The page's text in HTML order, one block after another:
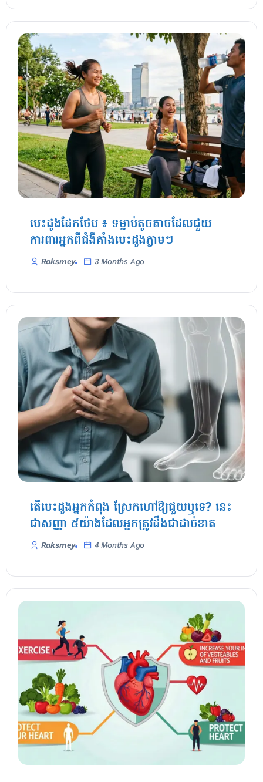
បេះដូងដែកថែប ៖ ទម្លាប់តូចតាចដែលជួយ
ការពារអ្នកពីជំងឺគាំងបេះដូងភ្លាមៗ
Raksmey 3 Months Ago
តើបេះដូងអ្នកកំពុង ស្រែកហៅឱ្យជួយឬទេ? នេះ
ជាសញ្ញា ៥យ៉ាងដែលអ្នកត្រូវដឹងជាដាច់ខាត
Raksmey 4 Months Ago